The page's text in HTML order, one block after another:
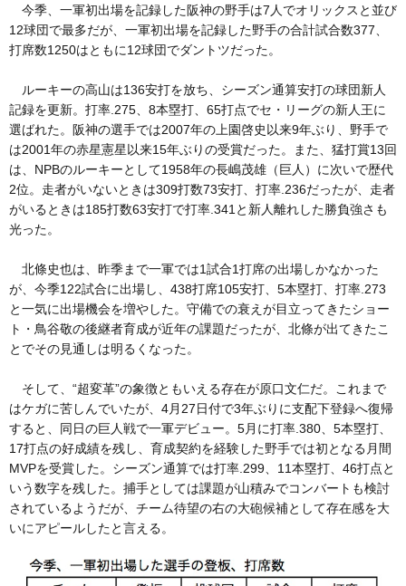
今季、一軍初出場を記録した阪神の野手は7人でオリックスと並び
12球団で最多だが、一軍初出場を記録した野手の合計試合数377、
打席数1250はともに12球団でダントツだった。
ルーキーの高山は136安打を放ち、シーズン通算安打の球団新人
記録を更新。打率.275、8本塁打、65打点でセ・リーグの新人王に
選ばれた。阪神の選手では2007年の上園啓史以来9年ぶり、野手で
は2001年の赤星憲星以来15年ぶりの受賞だった。また、猛打賞13回
は、NPBのルーキーとして1958年の長嶋茂雄（巨人）に次いで歴代
2位。走者がいないときは309打数73安打、打率.236だったが、走者
がいるときは185打数63安打で打率.341と新人離れした勝負強さも
光った。
北條史也は、昨季まで一軍では1試合1打席の出場しかなかった
が、今季122試合に出場し、438打席105安打、5本塁打、打率.273
と一気に出場機会を増やした。守備での衰えが目立ってきたショー
ト・鳥谷敬の後継者育成が近年の課題だったが、北條が出てきたこ
とでその見通しは明るくなった。
そして、“超変革”の象徴ともいえる存在が原口文仁だ。これまで
はケガに苦しんでいたが、4月27日付で3年ぶりに支配下登録へ復帰
すると、同日の巨人戦で一軍デビュー。5月に打率.380、5本塁打、
17打点の好成績を残し、育成契約を経験した野手では初となる月間
MVPを受賞した。シーズン通算では打率.299、11本塁打、46打点と
いう数字を残した。捕手としては課題が山積みでコンバートも検討
されているようだが、チーム待望の右の大砲候補として存在感を大
いにアピールしたと言える。